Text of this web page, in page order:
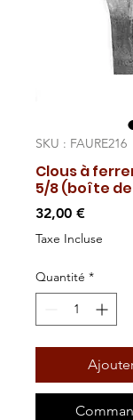
SKU : FAURE216
Clous à ferrer
5/8 (boîte
32,00 €Prix
Taxe Incluse
Quantité *